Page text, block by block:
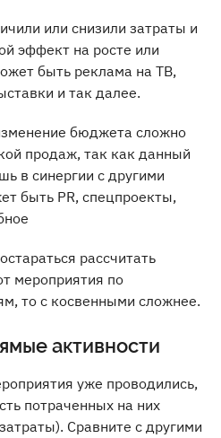
или снизили затраты и
эффект на росте или
быть реклама на ТВ,
и так далее.
бюджета сложно
продаж, так как данный
в синергии с другими
быть PR, спецпроекты,
рассчитать
мероприятия по
то с косвенными сложнее.
активности
уже проводились,
потраченных на них
Сравните с другими